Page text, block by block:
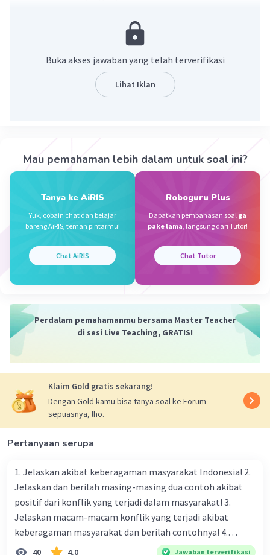
Penjelasan:
Satelit merupakan benda langit yang mengitari
atau mengorbit sebuah planet. Contoh dari
satelit adalah Bulan sebagai satatelit Bumi.
Jadi,benda langit yang mengitari/mengorbit
Beri Rating·0.0(0 Balas
Iklan
Nanda R Community Level 89
22 Januari 2024 16:04
Jawaban terverifikasi
diluncurkan ke ruang angkasa dengan tujuan
tertentu. Satelit dapat beredar di sekitar planet
pengamatan bumi, navigasi, dan keperluan
militer. Satelit dapat diklasifikasikan
berdasarkan ukuran dan fungsinya, seperti
satelit kecil, microsatelit, nanosatelit, dan
satelit cuaca.
Beri Rating·0.0(0) Balas
Buka akses jawaban yang telah terverifikasi
Lihat Iklan
Mau pemahaman lebih dalam untuk soal ini?
Tanya ke AiRIS
Yuk, cobain chat dan belajar
bareng AiRIS, teman pintarmu!
Chat AiRIS
Roboguru Plus
Dapatkan pembahasan soal ga
pake lama, langsung dari Tutor!
Chat Tutor
Perdalam pemahamanmu bersama Master Teacher
di sesi Live Teaching, GRATIS!
Klaim Gold gratis sekarang!
Dengan Gold kamu bisa tanya soal ke Forum
sepuasnya, lho.
Pertanyaan serupa
1. Jelaskan akibat keberagaman masyarakat Indonesia! 2.
Jelaskan dan berilah masing-masing dua contoh akibat
positif dari konflik yang terjadi dalam masyarakat! 3.
Jelaskan macam-macam konflik yang terjadi akibat
keberagaman masyarakat dan berilah contohnya! 4.
Mengapa dalam masyarakat yang memiliki keberagaman
40 4.0 Jawaban terverifikasi